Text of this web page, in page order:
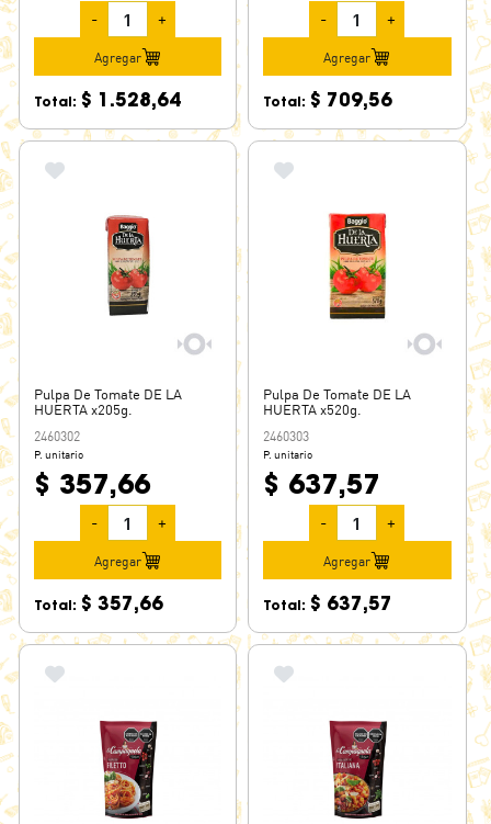
- +
Agregar
Total: $ 1.528,64
- +
Agregar
Total: $ 709,56
Pulpa De Tomate DE LA
HUERTA x205g.
2460302
P. unitario
$ 357,66
- +
Agregar
Total: $ 357,66
Pulpa De Tomate DE LA
HUERTA x520g.
2460303
P. unitario
$ 637,57
- +
Agregar
Total: $ 637,57